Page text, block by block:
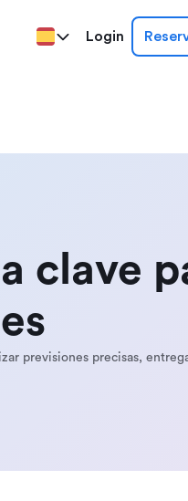
Login
clave
previsiones precisas,